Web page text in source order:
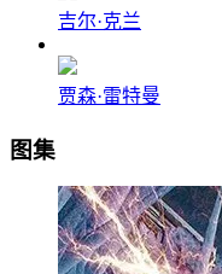
吉尔·克兰
贾森·雷特曼
图集